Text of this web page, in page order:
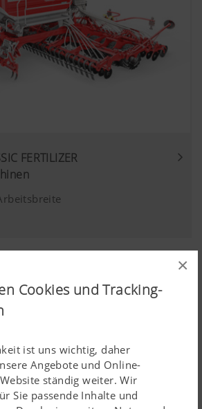
×
Cookies und Tracking-
ist uns wichtig, daher
Angebote und Online-
ständig weiter. Wir
Sie passende Inhalte und
FERTILIZER